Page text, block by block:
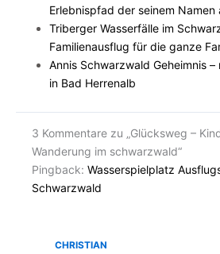
Erlebnispfad der seinem Namen
Triberger Wasserfälle im
Familienausflug für die ganze
Annis Schwarzwald Geheimnis
in Bad Herrenalb
3 Kommentare zu „Glücksweg –
Wanderung im schwarzwald“
Pingback: Wasserspielplatz
Schwarzwald
CHRISTIAN